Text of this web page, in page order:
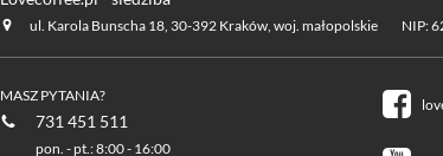
ul. Karola Bunscha 18, 30-392 Kraków, woj. małopolskie NIP:
MASZ PYTANIA?
731 451 511
pon. - pt.: 8:00 - 16:00